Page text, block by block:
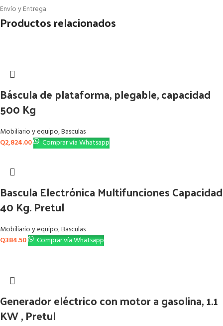
Envío y Entrega
Productos relacionados
Báscula de plataforma, plegable, capacidad
500 Kg
Mobiliario y equipo,Basculas
Q2,824.00 Comprar vía Whatsapp
Bascula Electrónica Multifunciones Capacidad
40 Kg. Pretul
Mobiliario y equipo,Basculas
Q384.50 Comprar vía Whatsapp
Generador eléctrico con motor a gasolina, 1.1
KW , Pretul